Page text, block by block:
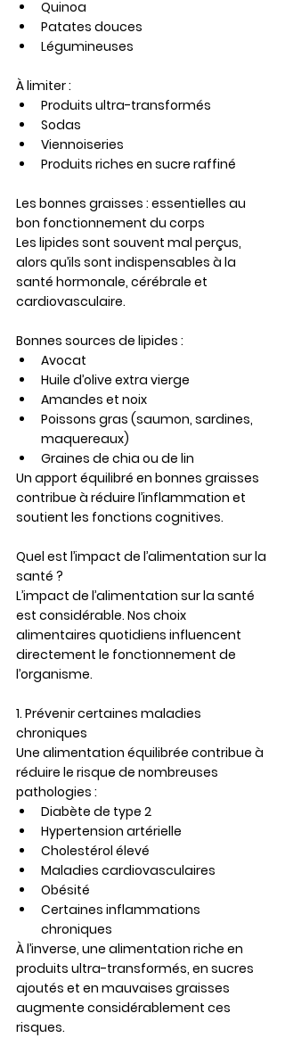
Quinoa
Patates douces
Légumineuses
À limiter :
Produits ultra-transformés
Sodas
Viennoiseries
Produits riches en sucre raffiné
Les bonnes graisses : essentielles au
bon fonctionnement du corps
Les lipides sont souvent mal perçus,
alors qu’ils sont indispensables à la
santé hormonale, cérébrale et
cardiovasculaire.
Bonnes sources de lipides :
Avocat
Huile d’olive extra vierge
Amandes et noix
Poissons gras (saumon, sardines,
maquereaux)
Graines de chia ou de lin
Un apport équilibré en bonnes graisses
contribue à réduire l’inflammation et
soutient les fonctions cognitives.
Quel est l’impact de l’alimentation sur la
santé ?
L’impact de l’alimentation sur la santé
est considérable. Nos choix
alimentaires quotidiens influencent
directement le fonctionnement de
l’organisme.
1. Prévenir certaines maladies
chroniques
Une alimentation équilibrée contribue à
réduire le risque de nombreuses
pathologies :
Diabète de type 2
Hypertension artérielle
Cholestérol élevé
Maladies cardiovasculaires
Obésité
Certaines inflammations
chroniques
À l’inverse, une alimentation riche en
produits ultra-transformés, en sucres
ajoutés et en mauvaises graisses
augmente considérablement ces
risques.